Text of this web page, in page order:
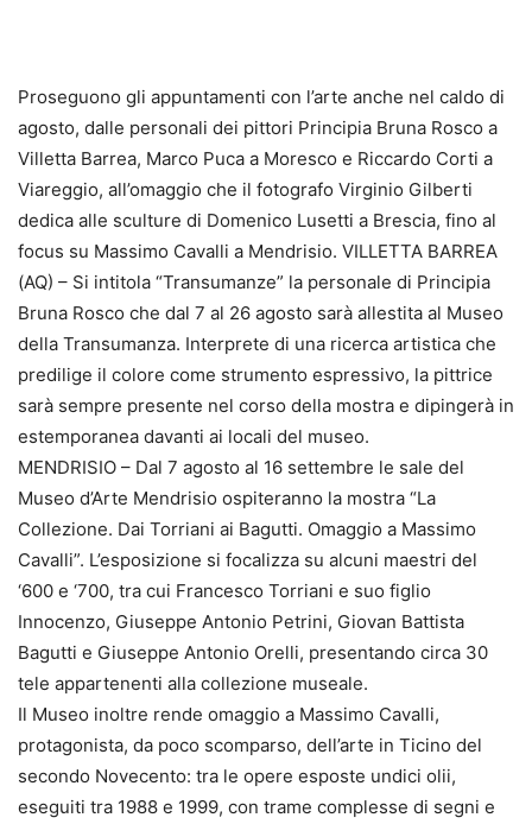
Proseguono gli appuntamenti con l’arte anche nel caldo di
agosto, dalle personali dei pittori Principia Bruna Rosco a
Villetta Barrea, Marco Puca a Moresco e Riccardo Corti a
Viareggio, all’omaggio che il fotografo Virginio Gilberti
dedica alle sculture di Domenico Lusetti a Brescia, fino al
focus su Massimo Cavalli a Mendrisio. VILLETTA BARREA
(AQ) – Si intitola “Transumanze” la personale di Principia
Bruna Rosco che dal 7 al 26 agosto sarà allestita al Museo
della Transumanza. Interprete di una ricerca artistica che
predilige il colore come strumento espressivo, la pittrice
sarà sempre presente nel corso della mostra e dipingerà in
estemporanea davanti ai locali del museo.
MENDRISIO – Dal 7 agosto al 16 settembre le sale del
Museo d’Arte Mendrisio ospiteranno la mostra “La
Collezione. Dai Torriani ai Bagutti. Omaggio a Massimo
Cavalli”. L’esposizione si focalizza su alcuni maestri del
‘600 e ‘700, tra cui Francesco Torriani e suo figlio
Innocenzo, Giuseppe Antonio Petrini, Giovan Battista
Bagutti e Giuseppe Antonio Orelli, presentando circa 30
tele appartenenti alla collezione museale.
Il Museo inoltre rende omaggio a Massimo Cavalli,
protagonista, da poco scomparso, dell’arte in Ticino del
secondo Novecento: tra le opere esposte undici olii,
eseguiti tra 1988 e 1999, con trame complesse di segni e